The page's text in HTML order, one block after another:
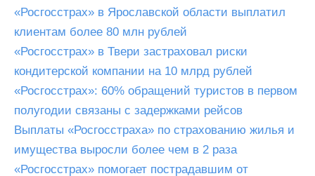
«Росгосстрах» в Ярославской области выплатил
клиентам более 80 млн рублей
«Росгосстрах» в Твери застраховал риски
кондитерской компании на 10 млрд рублей
«Росгосстрах»: 60% обращений туристов в первом
полугодии связаны с задержками рейсов
Выплаты «Росгосстраха» по страхованию жилья и
имущества выросли более чем в 2 раза
«Росгосстрах» помогает пострадавшим от